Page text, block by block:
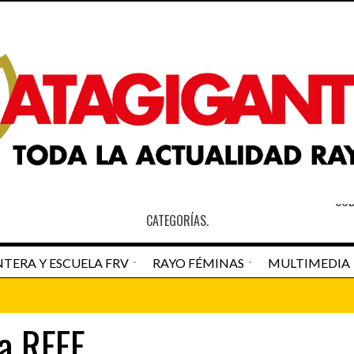
CATEGORÍAS.
Y ESCUELA FRV RAYO FÉMINAS MULTIMEDIA